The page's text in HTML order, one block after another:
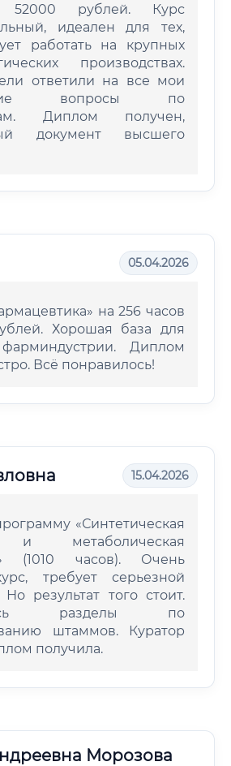
рублей. Курс
идеален для тех,
работать на крупных
производствах.
ответили на все мои
вопросы по
Диплом получен,
документ высшего
05.04.2026
на 256 часов
Хорошая база для
Диплом
Всё понравилось!
15.04.2026
«Синтетическая
и метаболическая
(1010 часов). Очень
требует серьезной
Но результат того стоит.
разделы по
штаммов. Куратор
получила.
Морозова